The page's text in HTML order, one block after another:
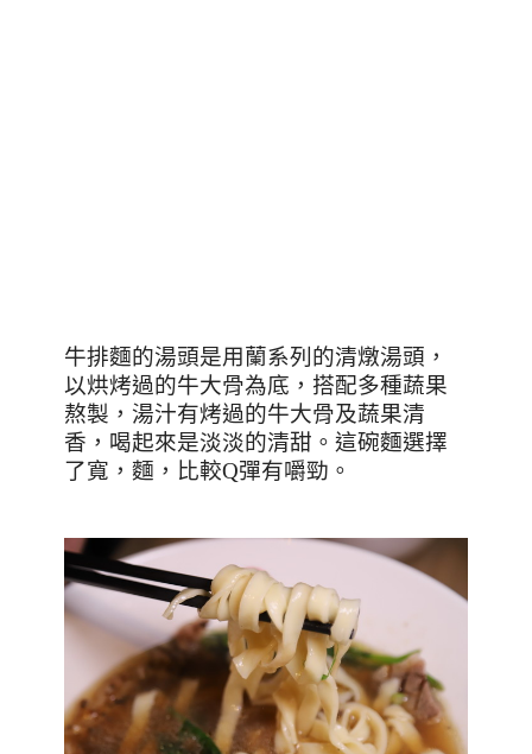
牛排麵的湯頭是用蘭系列的清燉湯頭，
以烘烤過的牛大骨為底，搭配多種蔬果
熬製，湯汁有烤過的牛大骨及蔬果清
香，喝起來是淡淡的清甜。這碗麵選擇
了寬，麵，比較Q彈有嚼勁。